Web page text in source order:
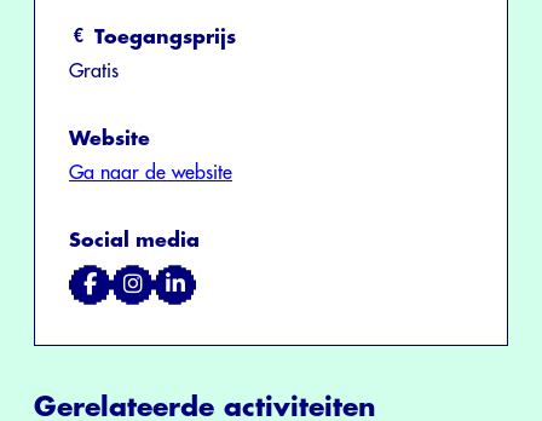
Toegangsprijs
Gratis
Website
Ga naar de website
Social media
Gerelateerde activiteiten